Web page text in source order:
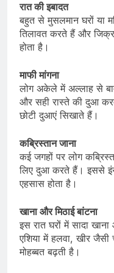
रात की इबादत
बहुत से मुसलमान घरों या
तिलावत करते हैं और
होता है।
माफी मांगना
लोग अकेले में अल्लाह से
और सही रास्ते की दुआ
छोटी दुआएं सिखाते हैं।
कब्रिस्तान जाना
कई जगहों पर लोग
लिए दुआ करते हैं। इससे
एहसास होता है।
खाना और मिठाई बांटना
इस रात घरों में सादा खाना
एशिया में हलवा, खीर जैसी
मोहब्बत बढ़ती है।